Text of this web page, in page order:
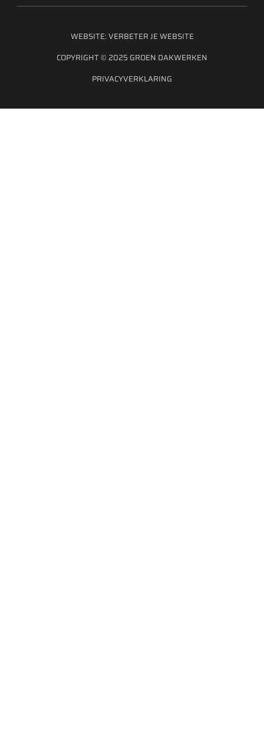
COPYRIGHT © 2025 GROEN DAKWERKEN
PRIVACYVERKLARING
WEBSITE:VERBETER JE WEBSITE